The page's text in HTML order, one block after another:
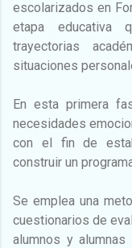
escolarizados en
etapa educativa
trayectorias
situaciones
En esta primera
necesidades
con el fin de
construir un
Se emplea una
cuestionarios de
alumnos y